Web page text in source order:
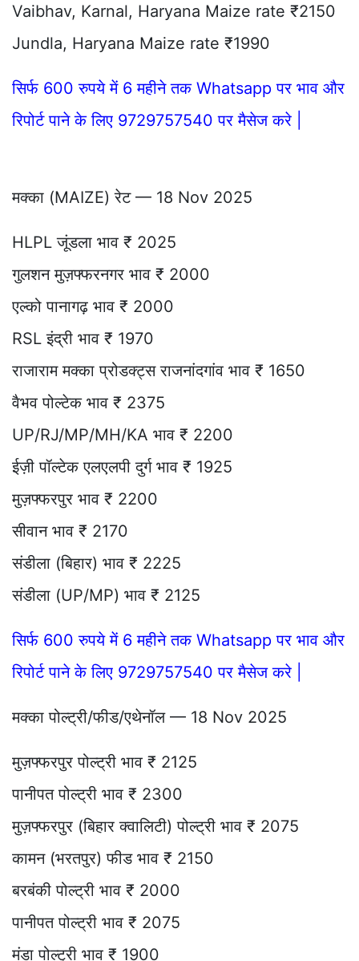
Vaibhav, Karnal, Haryana Maize rate ₹2150
Jundla, Haryana Maize rate ₹1990
सिर्फ 600 रुपये में 6 महीने तक Whatsapp पर भाव और
रिपोर्ट पाने के लिए 9729757540 पर मैसेज करे |
मक्का (MAIZE) रेट — 18 Nov 2025
HLPL जूंडला भाव ₹ 2025
गुलशन मुज़फ्फरनगर भाव ₹ 2000
एल्को पानागढ़ भाव ₹ 2000
RSL इंद्री भाव ₹ 1970
राजाराम मक्का प्रोडक्ट्स राजनांदगांव भाव ₹ 1650
वैभव पोल्टेक भाव ₹ 2375
UP/RJ/MP/MH/KA भाव ₹ 2200
ईज़ी पॉल्टेक एलएलपी दुर्ग भाव ₹ 1925
मुज़फ्फरपुर भाव ₹ 2200
सीवान भाव ₹ 2170
संडीला (बिहार) भाव ₹ 2225
संडीला (UP/MP) भाव ₹ 2125
सिर्फ 600 रुपये में 6 महीने तक Whatsapp पर भाव और
रिपोर्ट पाने के लिए 9729757540 पर मैसेज करे |
मक्का पोल्ट्री/फीड/एथेनॉल — 18 Nov 2025
मुज़फ्फरपुर पोल्ट्री भाव ₹ 2125
पानीपत पोल्ट्री भाव ₹ 2300
मुज़फ्फरपुर (बिहार क्वालिटी) पोल्ट्री भाव ₹ 2075
कामन (भरतपुर) फीड भाव ₹ 2150
बरबंकी पोल्ट्री भाव ₹ 2000
पानीपत पोल्ट्री भाव ₹ 2075
मंडा पोल्ट्री भाव ₹ 1900